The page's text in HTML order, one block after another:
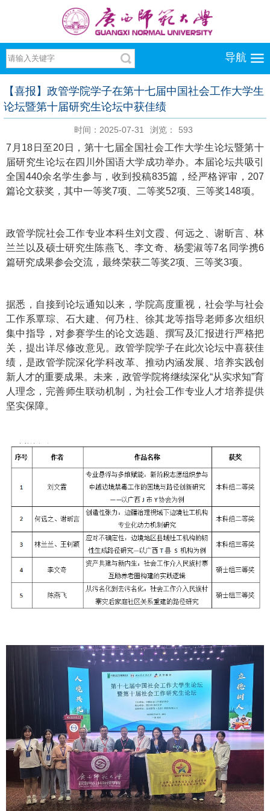
导航
【喜报】政管学院学子在第十七届中国社会工作大学生
论坛暨第十届研究生论坛中获佳绩
时间：2025-07-31 浏览： 593
7月18日至20日，第十七届全国社会工作大学生论坛暨第十
届研究生论坛在四川外国语大学成功举办。本届论坛共吸引
全国440余名学生参与，收到投稿835篇，经严格评审，207
篇论文获奖，其中一等奖7项、二等奖52项、三等奖148项。
政管学院社会工作专业本科生刘文霞、何远之、谢昕言、林
兰兰以及硕士研究生陈燕飞、李文奇、杨雯淑等7名同学携6
篇研究成果参会交流，最终荣获二等奖2项、三等奖3项。
据悉，自接到论坛通知以来，学院高度重视，社会学与社会
工作系覃琮、石大建、何乃柱、徐其龙等指导老师多次组织
集中指导，对参赛学生的论文选题、撰写及汇报进行严格把
关，提出详尽修改意见。政管学院学子在此次论坛中喜获佳
绩，是政管学院深化学科改革、推动内涵发展、培养实践创
新人才的重要成果。未来，政管学院将继续深化“从实求知”育
人理念，完善师生联动机制，为社会工作专业人才培养提供
坚实保障。